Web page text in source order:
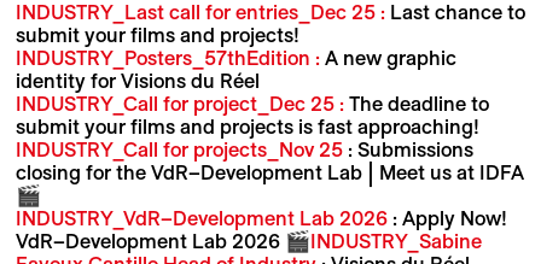
INDUSTRY_Last call for entries_Dec 25 : Last chance to
submit your films and projects!
INDUSTRY_Posters_57thEdition :A new graphic
identity for Visions du Réel
INDUSTRY_Call for project_Dec 25 : The deadline to
submit your films and projects is fast approaching!
INDUSTRY_Call for projects_Nov 25: Submissions
closing for the VdR–Development Lab | Meet us at IDFA
🎬
INDUSTRY_VdR–Development Lab 2026: Apply Now!
VdR–Development Lab 2026 🎬 INDUSTRY_Sabine